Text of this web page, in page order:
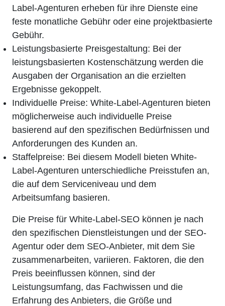
Label-Agenturen erheben für ihre Dienste eine
feste monatliche Gebühr oder eine projektbasierte
Gebühr.
Leistungsbasierte Preisgestaltung: Bei der
leistungsbasierten Kostenschätzung werden die
Ausgaben der Organisation an die erzielten
Ergebnisse gekoppelt.
Individuelle Preise: White-Label-Agenturen bieten
möglicherweise auch individuelle Preise
basierend auf den spezifischen Bedürfnissen und
Anforderungen des Kunden an.
Staffelpreise: Bei diesem Modell bieten White-
Label-Agenturen unterschiedliche Preisstufen an,
die auf dem Serviceniveau und dem
Arbeitsumfang basieren.
Die Preise für White-Label-SEO können je nach
den spezifischen Dienstleistungen und der SEO-
Agentur oder dem SEO-Anbieter, mit dem Sie
zusammenarbeiten, variieren. Faktoren, die den
Preis beeinflussen können, sind der
Leistungsumfang, das Fachwissen und die
Erfahrung des Anbieters, die Größe und